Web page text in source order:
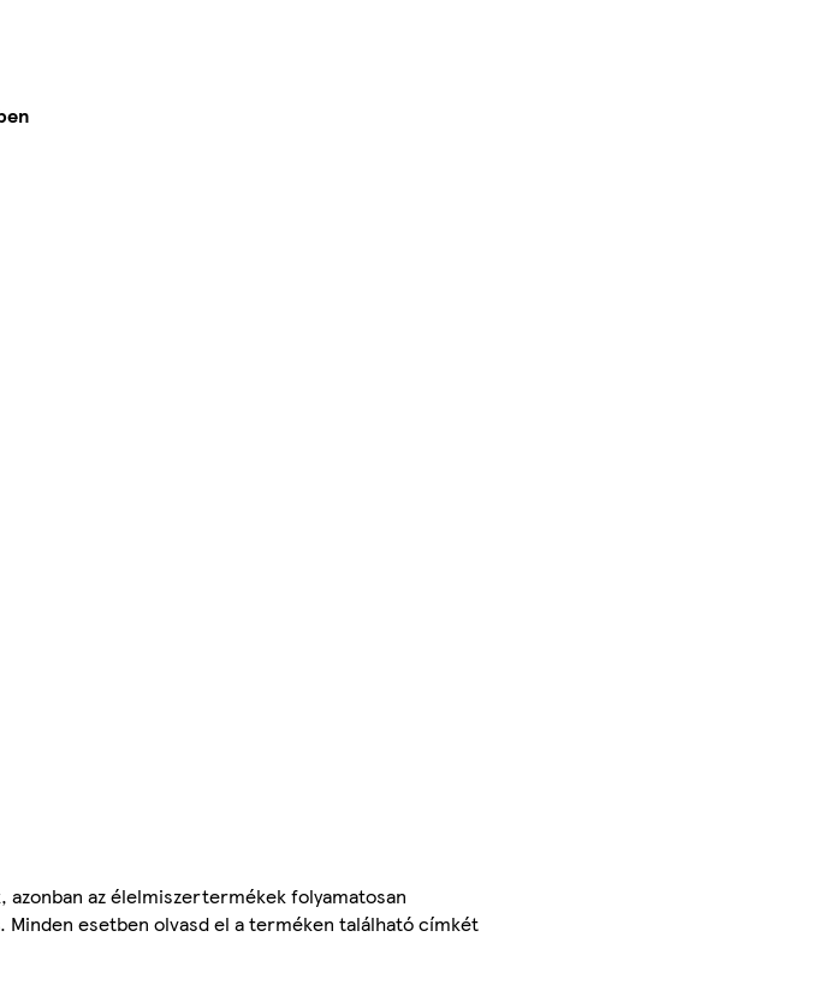
az élelmiszertermékek folyamatosan
Minden esetben olvasd el a terméken található címkét